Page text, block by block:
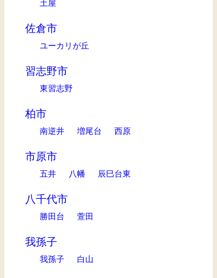
土屋
佐倉市
ユーカリが丘
習志野市
東習志野
柏市
南逆井 増尾台 西原
市原市
五井 八幡 辰巳台東
八千代市
勝田台 萱田
我孫子
我孫子 白山